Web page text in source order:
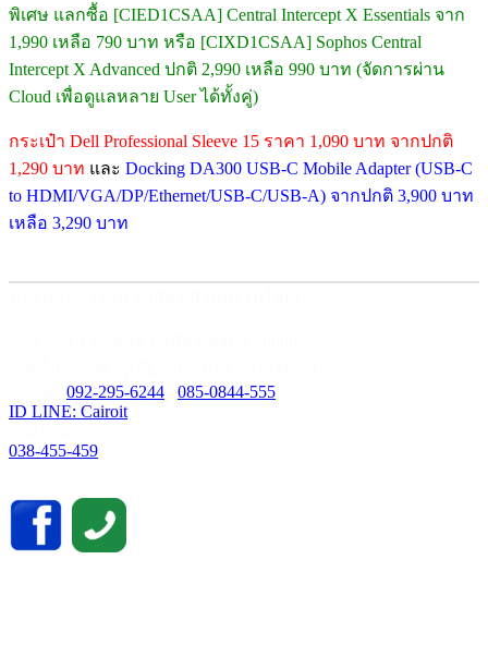
พิเศษ แลกซื้อ [CIED1CSAA] Central Intercept X Essentials จาก
1,990 เหลือ 790 บาท หรือ [CIXD1CSAA] Sophos Central
Intercept X Advanced ปกติ 2,990 เหลือ 990 บาท (จัดการผ่าน
Cloud เพื่อดูแลหลาย User ได้ทั้งคู่)
กระเป๋า Dell Professional Sleeve 15 ราคา 1,090 บาท จากปกติ
1,290 บาท และ Docking DA300 USB-C Mobile Adapter (USB-C
to HDMI/VGA/DP/Ethernet/USB-C/USB-A) จากปกติ 3,900 บาท
เหลือ 3,290 บาท
092-295-6244
085-0844-555
ID LINE: Cairoit
038-455-459